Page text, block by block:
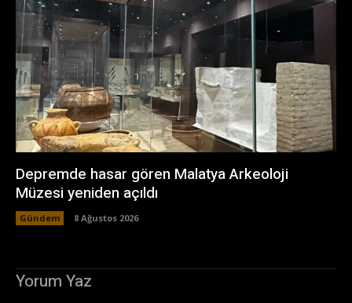
Depremde hasar gören Malatya Arkeoloji
Müzesi yeniden açıldı
Gündem 8 Ağustos 2026
Yorum Yaz